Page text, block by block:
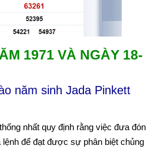
1971 VÀ NGÀY 18-
năm sinh Jada Pinkett
nhất quy định rằng việc đưa đón
để đạt được sự phân biệt chủng